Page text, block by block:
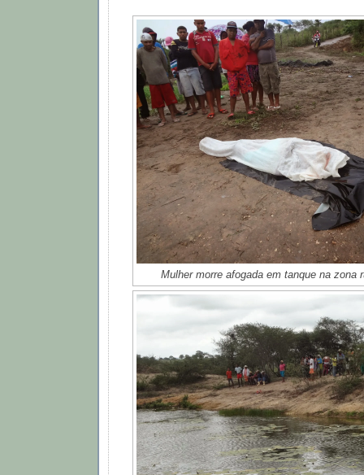
Mulher morre afogada em tanque na zona